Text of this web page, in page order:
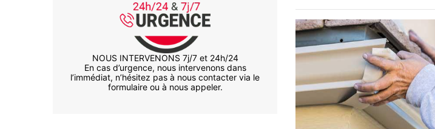
NOUS INTERVENONS 7j/7 et 24h/24
En cas d’urgence, nous intervenons dans
l’immédiat, n’hésitez pas à nous contacter via le
formulaire ou à nous appeler.